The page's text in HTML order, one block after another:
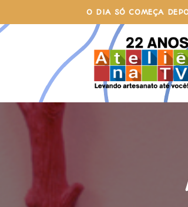
to
content
O DIA SÓ COMEÇA